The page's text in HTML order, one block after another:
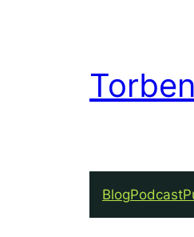
BlogPodcast